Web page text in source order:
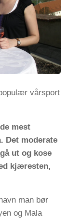
vårsport
mest
Det moderate
ut og kose
kjæresten,
man bør
og Mala